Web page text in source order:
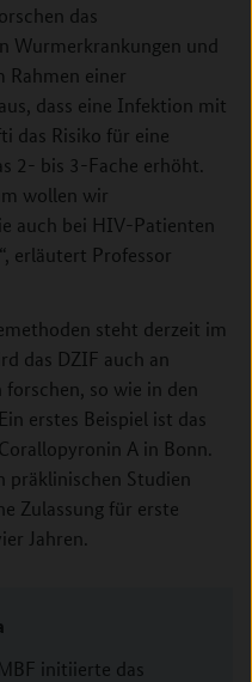
das
Wurmerkrankungen und
Rahmen einer
dass eine Infektion mit
das Risiko für eine
2- bis 3-Fache erhöht.
wollen wir
auch bei HIV-Patienten
erläutert Professor
steht derzeit im
das DZIF auch an
so wie in den
erstes Beispiel ist das
A in Bonn.
präklinischen Studien
Zulassung für erste
Jahren.
initiierte das